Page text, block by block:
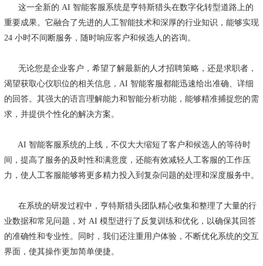
这一全新的 AI 智能客服系统是亨特斯猎头在数字化转型道路上的
重要成果。它融合了先进的人工智能技术和深厚的行业知识，能够实现
24 小时不间断服务，随时响应客户和候选人的咨询。
无论您是企业客户，希望了解最新的人才招聘策略，还是求职者，
渴望获取心仪职位的相关信息，AI 智能客服都能迅速给出准确、详细
的回答。其强大的语言理解能力和智能分析功能，能够精准捕捉您的需
求，并提供个性化的解决方案。
AI 智能客服系统的上线，不仅大大缩短了客户和候选人的等待时
间，提高了服务的及时性和满意度，还能有效减轻人工客服的工作压
力，使人工客服能够将更多精力投入到复杂问题的处理和深度服务中。
在系统的研发过程中，亨特斯猎头团队精心收集和整理了大量的行
业数据和常见问题，对 AI 模型进行了反复训练和优化，以确保其回答
的准确性和专业性。同时，我们还注重用户体验，不断优化系统的交互
界面，使其操作更加简单便捷。